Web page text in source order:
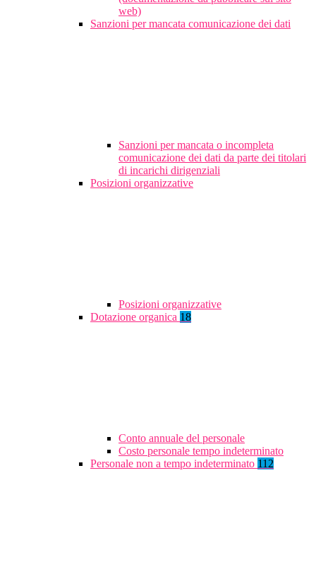
web)
Sanzioni per mancata comunicazione dei dati
Sanzioni per mancata o incompleta
comunicazione dei dati da parte dei titolari
di incarichi dirigenziali
Posizioni organizzative
Posizioni organizzative
Dotazione organica 18
Conto annuale del personale
Costo personale tempo indeterminato
Personale non a tempo indeterminato 112